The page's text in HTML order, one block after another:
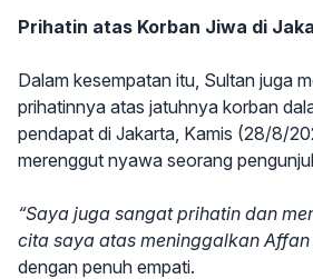
Prihatin atas Korban Jiwa di
Dalam kesempatan itu, Sultan juga
prihatinnya atas jatuhnya korban
pendapat di Jakarta, Kamis (28/8/
merenggut nyawa seorang
“Saya juga sangat prihatin dan
cita saya atas meninggalkan Affan
dengan penuh empati.